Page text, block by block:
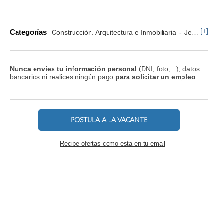
Categorías Construcción, Arquitectura e Inmobiliaria Jefe y Encargado de Obra [+]
Nunca envíes tu información personal (DNI, foto,...), datos
bancarios ni realices ningún pago para solicitar un empleo
POSTULA A LA VACANTE
Recibe ofertas como esta en tu email